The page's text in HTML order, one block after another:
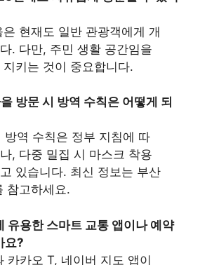
현재도 일반 관광객에게 개
. 다만, 주민 생활 공간임을
지키는 것이 중요합니다.
방문 시 방역 수칙은 어떻게 되
방역 수칙은 정부 지침에 따
, 다중 밀집 시 마스크 착용
있습니다. 최신 정보는 부산
참고하세요.
유용한 스마트 교통 앱이나 예약
요?
카카오 T, 네이버 지도 앱이